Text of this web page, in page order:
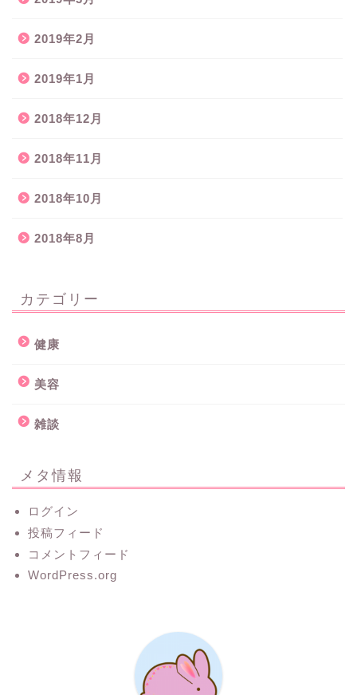
2019年2月
2019年1月
2018年12月
2018年11月
2018年10月
2018年8月
カテゴリー
健康
美容
雑談
メタ情報
ログイン
投稿フィード
コメントフィード
WordPress.org